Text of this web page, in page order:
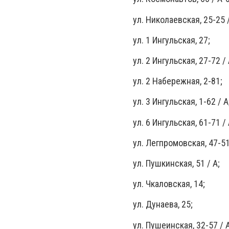
ул. Николаевская, 25-25
ул. 1 Ингульская, 27;
ул. 2 Ингульская, 27-72 /
ул. 2 Набережная, 2-81;
ул. 3 Ингульская, 1-62 /
ул. 6 Ингульская, 61-71 /
ул. Легпромовская, 47-51
ул. Пушкинская, 51 / А;
ул. Чкаловская, 14;
ул. Дунаева, 25;
ул. Пушеинская, 32-57 /